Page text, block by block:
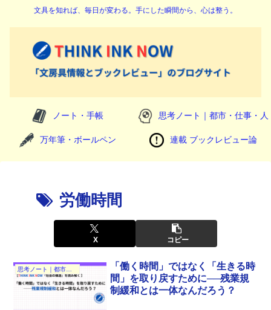
文具を知れば、毎日が変わる。手にした瞬間から、心は整う。
ノート・手帳 思考ノート｜都市・仕事・人
万年筆・ボールペン 連載 ブックレビュー論
労働時間
X コピー
思考ノート｜都市・仕事・人
「働く時間」ではなく「生きる時
間」を取り戻すために──残業規
制緩和とは一体なんだろう？